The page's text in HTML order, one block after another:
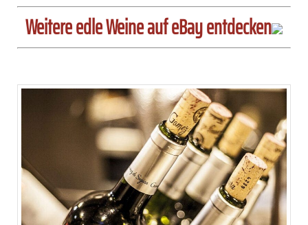
Weitere edle Weine auf eBay entdecken